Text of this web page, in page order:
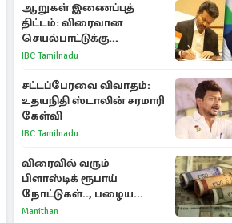
ஆறுகள் இணைப்புத்
திட்டம்: விரைவான
செயல்பாட்டுக்கு
பிரதமருக்கு முதலமைச்சர்
IBC Tamilnadu
சட்டப்பேரவை விவாதம்:
உதயநிதி ஸ்டாலின் சரமாரி
கேள்வி
IBC Tamilnadu
விரைவில் வரும்
பிளாஸ்டிக் ரூபாய்
நோட்டுகள்.., பழைய
காகித நோட்டுகள்
Manithan